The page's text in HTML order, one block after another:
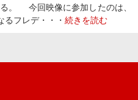
。 今回映像に参加したのは、
るフレデ・・・ 続きを読む